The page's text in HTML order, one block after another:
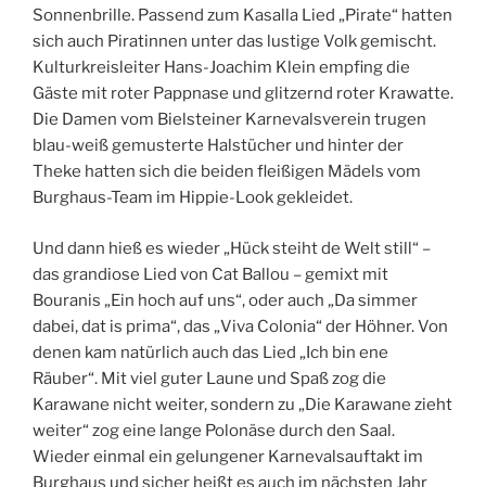
Sonnenbrille. Passend zum Kasalla Lied „Pirate“ hatten
sich auch Piratinnen unter das lustige Volk gemischt.
Kulturkreisleiter Hans-Joachim Klein empfing die
Gäste mit roter Pappnase und glitzernd roter Krawatte.
Die Damen vom Bielsteiner Karnevalsverein trugen
blau-weiß gemusterte Halstücher und hinter der
Theke hatten sich die beiden fleißigen Mädels vom
Burghaus-Team im Hippie-Look gekleidet.
Und dann hieß es wieder „Hück steiht de Welt still“ –
das grandiose Lied von Cat Ballou – gemixt mit
Bouranis „Ein hoch auf uns“, oder auch „Da simmer
dabei, dat is prima“, das „Viva Colonia“ der Höhner. Von
denen kam natürlich auch das Lied „Ich bin ene
Räuber“. Mit viel guter Laune und Spaß zog die
Karawane nicht weiter, sondern zu „Die Karawane zieht
weiter“ zog eine lange Polonäse durch den Saal.
Wieder einmal ein gelungener Karnevalsauftakt im
Burghaus und sicher heißt es auch im nächsten Jahr